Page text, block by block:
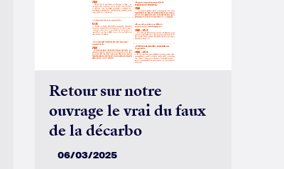
Retour sur notre
ouvrage le vrai du faux
de la décarbo
06/03/2025